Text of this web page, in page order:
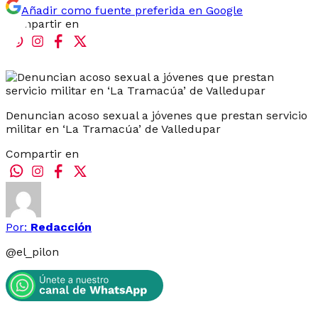
Añadir como fuente preferida en Google
Compartir en
Denuncian acoso sexual a jóvenes que prestan servicio
militar en ‘La Tramacúa’ de Valledupar
Compartir en
Por: Redacción
@el_pilon